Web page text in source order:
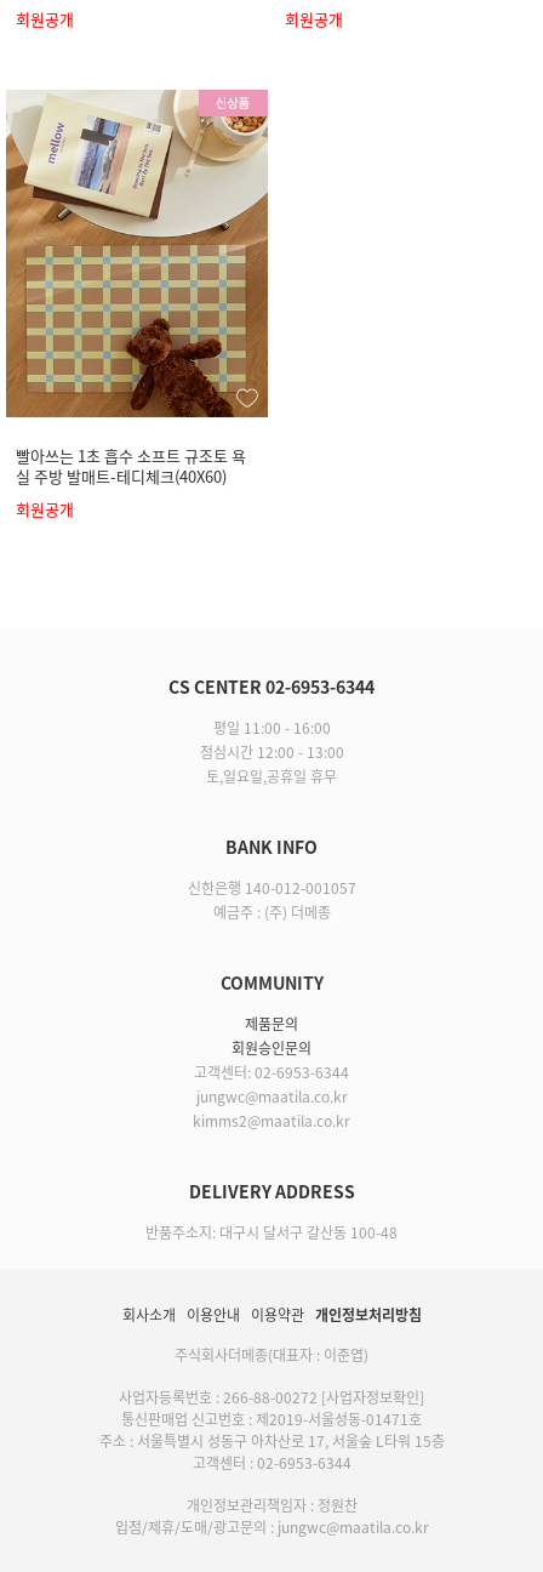
회원공개
회원공개
빨아쓰는 1초 흡수 소프트 규조토 욕
실 주방 발매트-테디체크(40X60)
회원공개
CS CENTER 02-6953-6344
평일 11:00 - 16:00
점심시간 12:00 - 13:00
토,일요일,공휴일 휴무
BANK INFO
신한은행 140-012-001057
예금주 : (주) 더메종
COMMUNITY
제품문의
회원승인문의
고객센터: 02-6953-6344
jungwc@maatila.co.kr
kimms2@maatila.co.kr
DELIVERY ADDRESS
반품주소지: 대구시 달서구 갈산동 100-48
회사소개 이용안내 이용약관 개인정보처리방침
주식회사더메종(대표자 : 이준엽)
사업자등록번호 : 266-88-00272 [사업자정보확인]
통신판매업 신고번호 : 제2019-서울성동-01471호
주소 : 서울특별시 성동구 아차산로 17, 서울숲 L타워 15층
고객센터 : 02-6953-6344
개인정보관리책임자 : 정원찬
입점/제휴/도매/광고문의 : jungwc@maatila.co.kr